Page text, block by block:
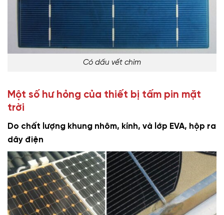
Có dấu vết chìm
Một số hư hỏng của thiết bị tấm pin mặt
trời
Do chất lượng khung nhôm, kính, và lớp EVA, hộp ra
dây điện